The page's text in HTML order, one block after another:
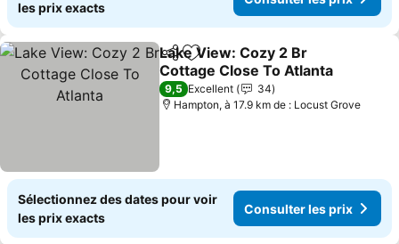
les prix exacts
PartagerAjouter à mes favoris
Lake View: Cozy 2 Br
Cottage Close To Atlanta
9,5 Excellent
34
Hampton, à 17.9 km de : Locust Grove
Sélectionnez des dates pour voir
les prix exacts
Consulter les prix